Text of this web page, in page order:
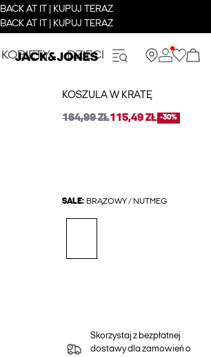
BACK AT IT | KUPUJ TERAZ
BACK AT IT | KUPUJ TERAZ
KOBIETY DZIECI
KOSZULA W KRATĘ
164,99 ZŁ115,49 ZŁ -30%
SALE: BRĄZOWY / NUTMEG
Skorzystaj z bezpłatnej
dostawy dla zamowień o